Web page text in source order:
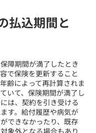
払込期間と
障期間が満了したとき
で保険を更新すること
齢によって再計算されま
いて、保険期間が満了し
は、契約を引き受ける
す。給付履歴や病気が
できなかったり、既存
象外となる場合もあり